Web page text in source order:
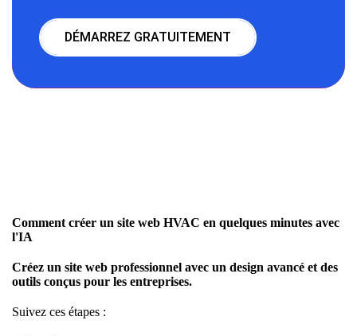
DÉMARREZ GRATUITEMENT
Comment créer un site web HVAC en quelques minutes avec
l'IA
Créez un site web professionnel avec un design avancé et des
outils conçus pour les entreprises.
Suivez ces étapes :